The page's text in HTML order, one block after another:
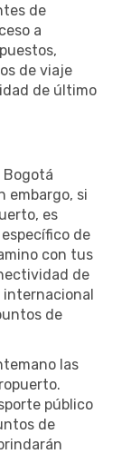
de
a
de viaje
de último
Bogotá
embargo, si
es
de
con tus
de
de
las
público
de